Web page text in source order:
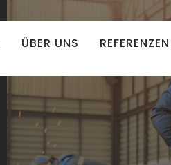
ÜBER UNS REFERENZEN